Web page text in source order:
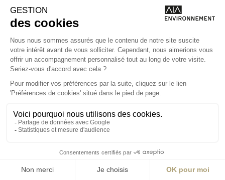
Marseille
Nantes
Paris
contact@aialifedesigners.fr
mentions légales
égalité femmes - hommes